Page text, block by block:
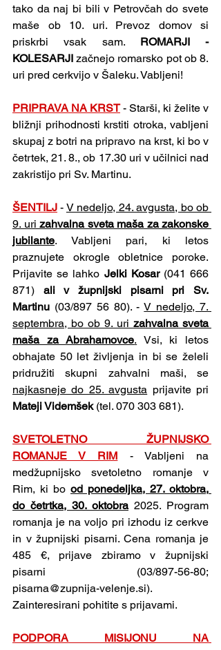
tako da naj bi bili v Petrovčah do svete
maše ob 10. uri. Prevoz domov si
priskrbi vsak sam. ROMARJI -
KOLESARJI začnejo romarsko pot ob 8.
uri pred cerkvijo v Šaleku. Vabljeni!
PRIPRAVA NA KRST - Starši, ki želite v
bližnji prihodnosti krstiti otroka, vabljeni
skupaj z botri na pripravo na krst, ki bo v
četrtek, 21. 8., ob 17.30 uri v učilnici nad
zakristijo pri Sv. Martinu.
ŠENTILJ - V nedeljo, 24. avgusta, bo ob
9. uri zahvalna sveta maša za zakonske
jubilante. Vabljeni pari, ki letos
praznujete okrogle obletnice poroke.
Prijavite se lahko Jelki Kosar (041 666
871) ali v župnijski pisarni pri Sv.
Martinu (03/897 56 80). - V nedeljo, 7.
septembra, bo ob 9. uri zahvalna sveta
maša za Abrahamovce. Vsi, ki letos
obhajate 50 let življenja in bi se želeli
najkasneje do 25. avgusta
Mateji Videmšek (tel. 070 303 681).
SVETOLETNO ŽUPNIJSKO
ROMANJE V RIM
- Vabljeni na
medžupnijsko svetoletno romanje v
Rim, ki bo od ponedeljka, 27. oktobra,
do četrtka, 30. oktobra 2025. Program
romanja je na voljo pri izhodu iz cerkve
in v župnijski pisarni. Cena romanja je
485 €, prijave zbiramo v župnijski
pisarna@zupnija-velenje.si).
Zainteresirani pohitite s prijavami.
PODPORA MISIJONU NA